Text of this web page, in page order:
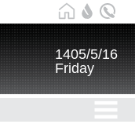
1405/5/16
Friday